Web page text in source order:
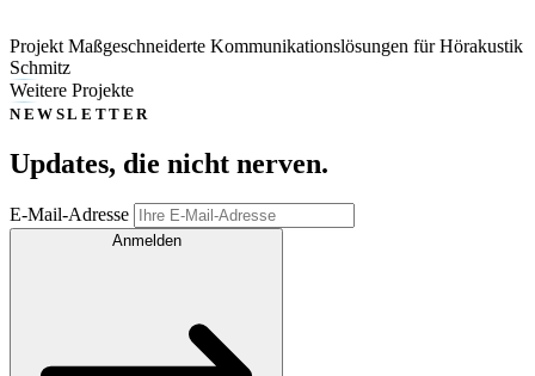
Projekt Maßgeschneiderte Kommunikationslösungen für Hörakustik
Schmitz
Weitere Projekte
NEWSLETTER
Updates, die nicht nerven.
E-Mail-Adresse
Anmelden